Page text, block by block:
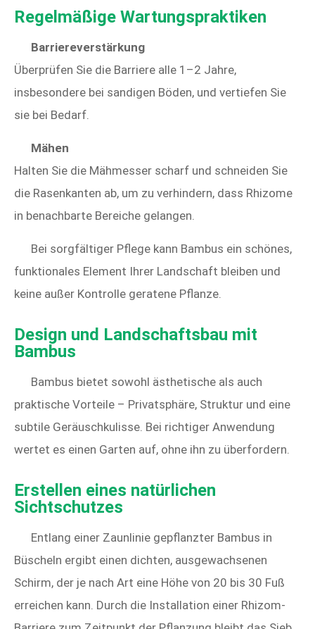
Regelmäßige Wartungspraktiken
Barriereverstärkung
Überprüfen Sie die Barriere alle 1–2 Jahre,
insbesondere bei sandigen Böden, und vertiefen Sie
sie bei Bedarf.
Mähen
Halten Sie die Mähmesser scharf und schneiden Sie
die Rasenkanten ab, um zu verhindern, dass Rhizome
in benachbarte Bereiche gelangen.
Bei sorgfältiger Pflege kann Bambus ein schönes,
funktionales Element Ihrer Landschaft bleiben und
keine außer Kontrolle geratene Pflanze.
Design und Landschaftsbau mit
Bambus
Bambus bietet sowohl ästhetische als auch
praktische Vorteile – Privatsphäre, Struktur und eine
subtile Geräuschkulisse. Bei richtiger Anwendung
wertet es einen Garten auf, ohne ihn zu überfordern.
Erstellen eines natürlichen
Sichtschutzes
Entlang einer Zaunlinie gepflanzter Bambus in
Büscheln ergibt einen dichten, ausgewachsenen
Schirm, der je nach Art eine Höhe von 20 bis 30 Fuß
erreichen kann. Durch die Installation einer Rhizom-